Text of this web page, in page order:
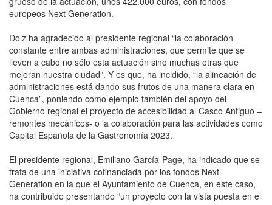
europeos Next Generation.
Dolz ha agradecido al presidente regional “la colaboración
constante entre ambas administraciones, que permite que se
lleven a cabo no sólo esta actuación sino muchas otras que
mejoran nuestra ciudad”. Y es que, ha incidido, “la alineación de
administraciones está dando sus frutos de una manera clara en
Cuenca”, poniendo como ejemplo también del apoyo del
Gobierno regional el proyecto de accesibilidad al Casco Antiguo –
remontes mecánicos- o la colaboración para las actividades como
Capital Española de la Gastronomía 2023.
El presidente regional, Emiliano García-Page, ha indicado que se
trata de una iniciativa cofinanciada por los fondos Next
Generation en la que el Ayuntamiento de Cuenca, en este caso,
ha contribuido presentando “un proyecto con la vista puesta en el